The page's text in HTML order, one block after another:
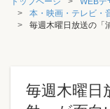
本・映画・テレビ・
毎週木曜日放送の「
毎週木曜日